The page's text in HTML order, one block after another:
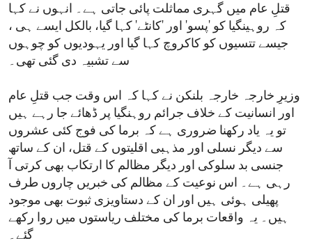
قتلِ عام میں گہری مماثلت پائی جاتی ہے۔ انہوں نے کہا
کہ روہینگیا کو 'پسو' اور 'کانٹے' کہا گیا، بالکل ایسے ہی ،
جیسے تتسیوں کو کاکروچ کہا گیا اور یہودیوں کو چوہوں
سے تشبیہ دی گئی تھی۔
وزیرِ خارجہ خارجہ بلنکن نے کہا کہ اس وقت جب قتلِ عام
اور انسانیت کے خلاف جرائم روہنگیا پر ڈھائے جا رہے ہیں
تو یہ یاد رکھنا ضروری ہے کہ برما کی فوج کئی عشروں
سے دیگر نسلی اور مذہبی اقلیتوں کے قتل، ان کے ساتھ
جنسی بد سلوکی اور دیگر مظالم کا ارتکاب بھی کرتی آ
رہی ہے۔ اس نوعیت کے مظالم کی خبریں چاروں طرف
پھیلی ہوئی ہیں اور ان کے دستاویزی ثبوت بھی موجود
ہیں۔ یہ واقعات برما کی مختلف ریاستوں میں روا رکھے
گئے۔